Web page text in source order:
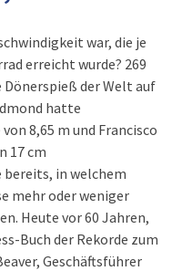
war, die je
erreicht wurde? 269
der Welt auf
hatte
8,65 m und Francisco
17 cm
bereits, in welchem
mehr oder weniger
Heute vor 60 Jahren,
Buch der Rekorde zum
Geschäftsführer